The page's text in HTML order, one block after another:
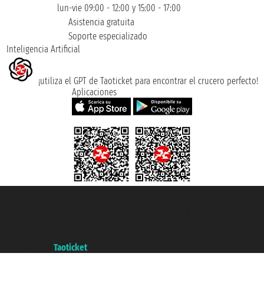
lun-vie 09:00 - 12:00 y 15:00 - 17:00
Asistencia gratuita
Soporte especializado
Inteligencia Artificial
¡utiliza el GPT de Taoticket para encontrar el crucero perfecto!
Aplicaciones
Taoticket